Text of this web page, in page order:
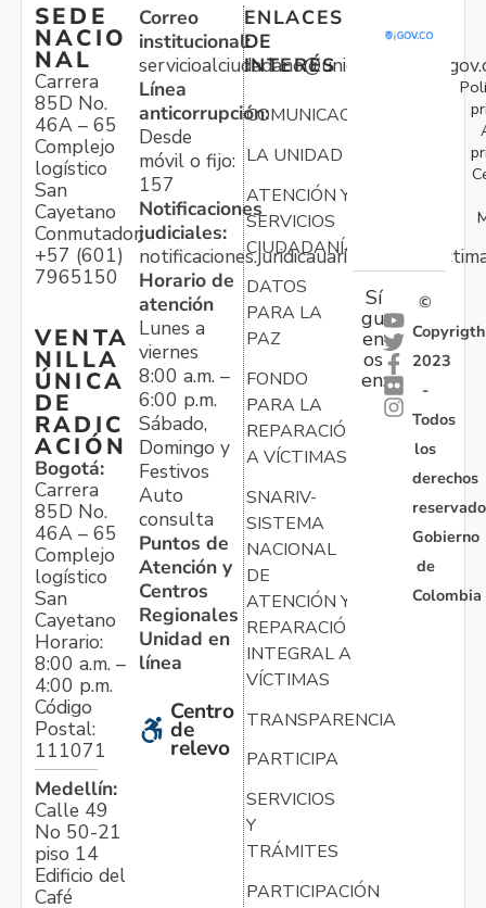
SEDE
NACIO
NAL
Carrera
85D No.
46A – 65
Complejo
logístico
San
Cayetano
Conmutador:
+57 (601)
7965150
VENTA
NILLA
ÚNICA
DE
RADIC
ACIÓN
Bogotá:
Carrera
85D No.
46A – 65
Complejo
logístico
San
Cayetano
Horario:
8:00 a.m. –
4:00 p.m.
Código
Postal:
111071
Medellín:
Calle 49
No 50-21
piso 14
Edificio del
Café
Correo
institucional:
Línea
anticorrupción:
Desde
móvil o fijo:
157
Notificaciones
judiciales:
Horario de
atención
Lunes a
viernes
8:00 a.m. –
6:00 p.m.
Sábado,
Domingo y
Festivos
Auto
consulta
Puntos de
Atención y
Centros
Regionales
Unidad en
línea
Centro
de
relevo
ENLACES
DE
INTERÉS
COMUNICACIONES
LA UNIDAD
ATENCIÓN Y
SERVICIOS
CIUDADANÍA
DATOS
PARA LA
PAZ
FONDO
PARA LA
REPARACIÓN
A VÍCTIMAS
SNARIV-
SISTEMA
NACIONAL
DE
ATENCIÓN Y
REPARACIÓN
INTEGRAL A
VÍCTIMAS
TRANSPARENCIA
PARTICIPA
SERVICIOS
Y
TRÁMITES
PARTICIPACIÓN
Sí
gu
en
os
en:
©
Copyrigth
2023
-
Todos
los
derechos
Gobierno
de
Colombia